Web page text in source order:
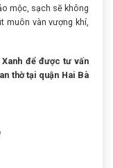
mộc, sạch sẽ không
muôn vàn vượng khí,
để được tư vấn
thờ tại quận Hai Bà